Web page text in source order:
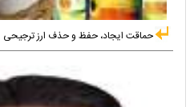
حماقت ایجاد، حفظ و حذف ارز ترجیحی